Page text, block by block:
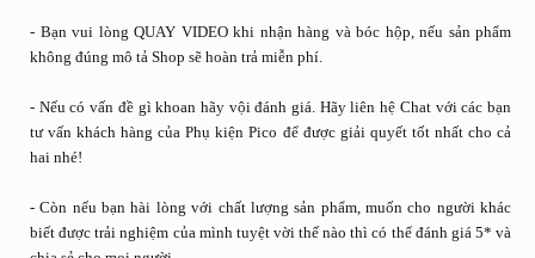
- Bạn vui lòng QUAY VIDEO khi nhận hàng và bóc hộp, nếu sản phẩm
không đúng mô tả Shop sẽ hoàn trả miễn phí.
- Nếu có vấn đề gì khoan hãy vội đánh giá. Hãy liên hệ Chat với các bạn
tư vấn khách hàng của Phụ kiện Pico để được giải quyết tốt nhất cho cả
hai nhé!
- Còn nếu bạn hài lòng với chất lượng sản phẩm, muốn cho người khác
biết được trải nghiệm của mình tuyệt vời thế nào thì có thể đánh giá 5* và